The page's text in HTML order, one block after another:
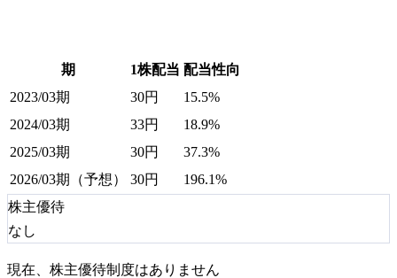
期 1株配当 配当性向
2023/03期
30円
15.5%
2024/03期
33円
18.9%
2025/03期
30円
37.3%
2026/03期（予想）
30円
196.1%
株主優待
なし
現在、株主優待制度はありません